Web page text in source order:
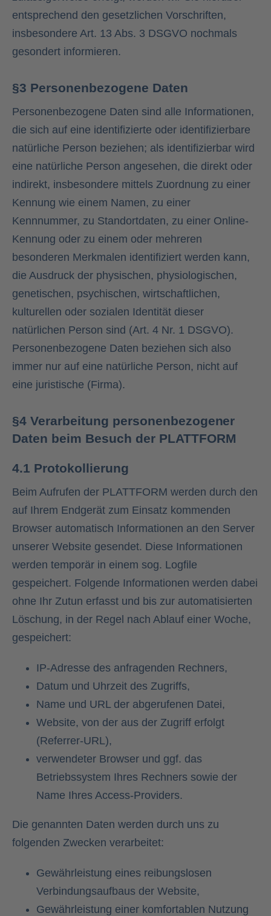
entsprechend den gesetzlichen Vorschriften,
insbesondere Art. 13 Abs. 3 DSGVO nochmals
gesondert informieren.
§3 Personenbezogene Daten
Personenbezogene Daten sind alle Informationen,
die sich auf eine identifizierte oder identifizierbare
natürliche Person beziehen; als identifizierbar wird
eine natürliche Person angesehen, die direkt oder
indirekt, insbesondere mittels Zuordnung zu einer
Kennung wie einem Namen, zu einer
Kennnummer, zu Standortdaten, zu einer Online-
Kennung oder zu einem oder mehreren
besonderen Merkmalen identifiziert werden kann,
die Ausdruck der physischen, physiologischen,
genetischen, psychischen, wirtschaftlichen,
kulturellen oder sozialen Identität dieser
natürlichen Person sind (Art. 4 Nr. 1 DSGVO).
Personenbezogene Daten beziehen sich also
immer nur auf eine natürliche Person, nicht auf
eine juristische (Firma).
§4 Verarbeitung personenbezogener
Daten beim Besuch der PLATTFORM
4.1 Protokollierung
Beim Aufrufen der PLATTFORM werden durch den
auf Ihrem Endgerät zum Einsatz kommenden
Browser automatisch Informationen an den Server
unserer Website gesendet. Diese Informationen
werden temporär in einem sog. Logfile
gespeichert. Folgende Informationen werden dabei
ohne Ihr Zutun erfasst und bis zur automatisierten
Löschung, in der Regel nach Ablauf einer Woche,
gespeichert:
IP-Adresse des anfragenden Rechners,
Datum und Uhrzeit des Zugriffs,
Name und URL der abgerufenen Datei,
Website, von der aus der Zugriff erfolgt
(Referrer-URL),
verwendeter Browser und ggf. das
Betriebssystem Ihres Rechners sowie der
Name Ihres Access-Providers.
Die genannten Daten werden durch uns zu
folgenden Zwecken verarbeitet:
Gewährleistung eines reibungslosen
Verbindungsaufbaus der Website,
Gewährleistung einer komfortablen Nutzung